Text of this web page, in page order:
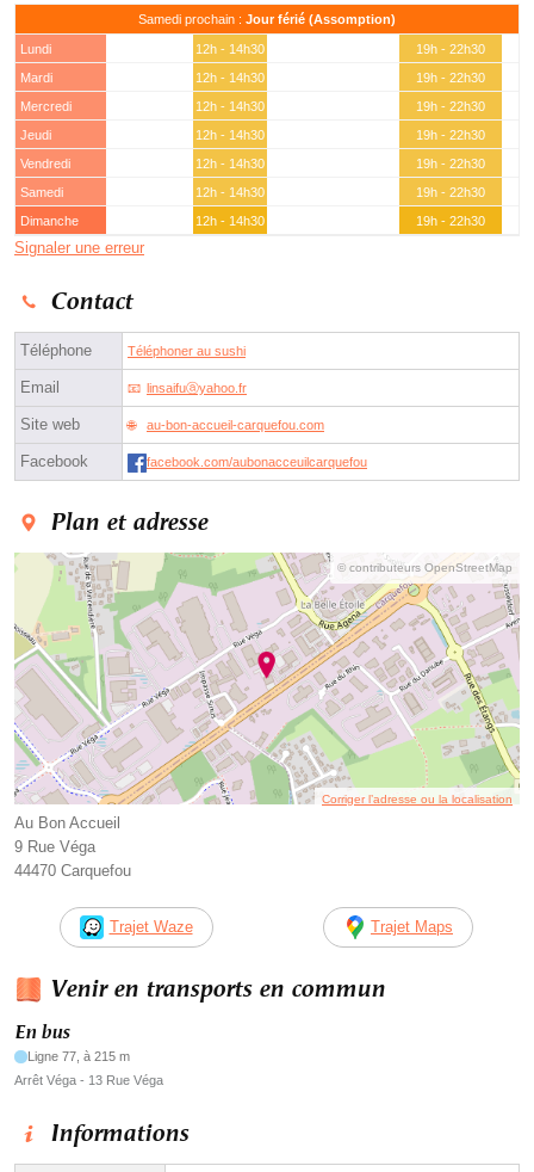
Samedi prochain : Jour férié (Assomption)
Lundi 12h - 14h30
19h - 22h30
Mardi
12h - 14h30
19h - 22h30
Mercredi
12h - 14h30
19h - 22h30
Jeudi
12h - 14h30
19h - 22h30
Vendredi
12h - 14h30
19h - 22h30
Samedi
12h - 14h30
19h - 22h30
Dimanche
12h - 14h30 19h - 22h30
Signaler une erreur
Contact
Téléphone Téléphoner au sushi
Email linsaifuⓐyahoo.fr
Site web au-bon-accueil-carquefou.com
Facebook facebook.com/aubonacceuilcarquefou
Plan et adresse
© contributeurs OpenStreetMap
Corriger l’adresse ou la localisation
Au Bon Accueil
9 Rue Véga
44470 Carquefou
Trajet Waze Trajet Maps
Venir en transports en commun
En bus
Ligne 77, à 215 m
Arrêt Véga - 13 Rue Véga
Informations